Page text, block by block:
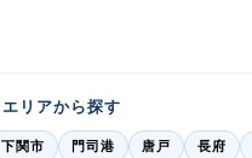
エリアから探す
下関市 門司港 唐戸 長府